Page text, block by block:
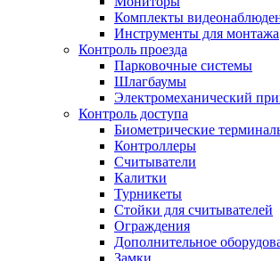
Комплекты
Инструменты для монтажа
Контроль проезда
Парковочные системы
Шлагбаумы
Электромеханический
Контроль доступа
Биометрические
Контроллеры
Считыватели
Калитки
Турникеты
Стойки для считывателей
Ограждения
Дополнительное